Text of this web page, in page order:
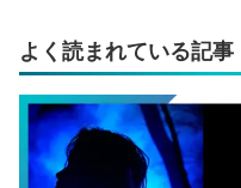
よく読まれている記事